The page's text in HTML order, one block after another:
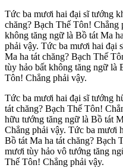
Tức ba mươi hai đại sĩ tướng
chăng? Bạch Thế Tôn!
không tăng ngữ là Bồ tát Ma
phải vậy. Tức ba mươi hai đại
Ma ha tát chăng? Bạch Thế
tùy hảo bất không tăng ngữ là
Tôn! Chẳng phải vậy.
Tức ba mươi hai đại sĩ tướng
tát chăng? Bạch Thế Tôn!
hữu tướng tăng ngữ là Bồ tát
Chẳng phải vậy. Tức ba mươi
Bồ tát Ma ha tát chăng? Bạch
mươi tùy hảo vô tướng tăng
Thế Tôn! Chẳng phải vậy.